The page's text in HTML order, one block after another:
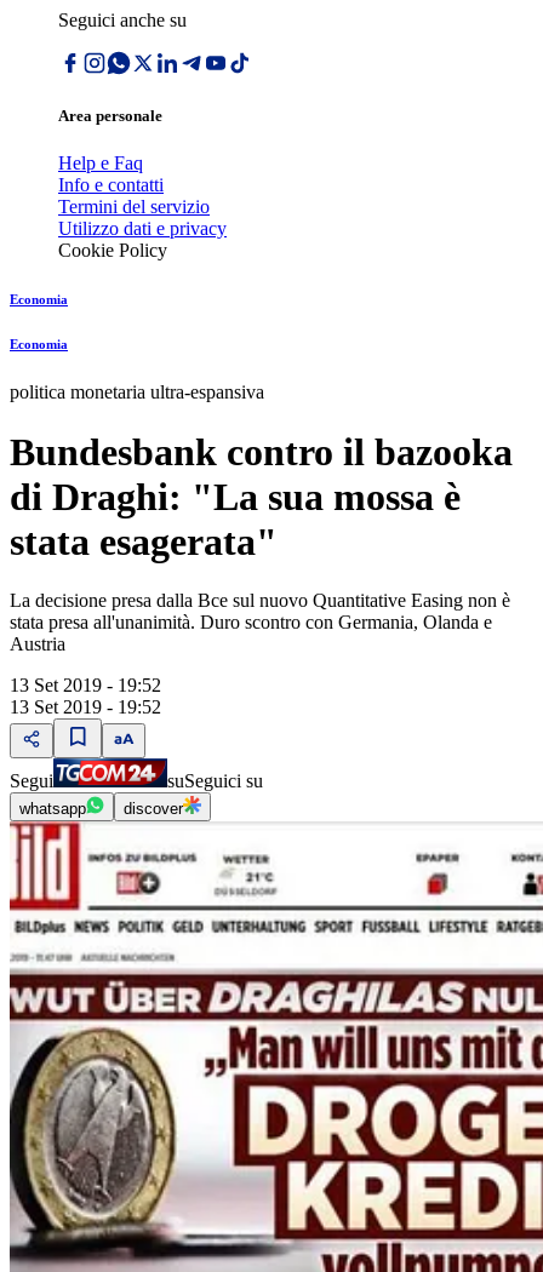
Seguici anche su
Area personale
Help e Faq
Info e contatti
Termini del servizio
Utilizzo dati e privacy
Cookie Policy
Economia
Economia
politica monetaria ultra-espansiva
Bundesbank contro il bazooka
di Draghi: "La sua mossa è
stata esagerata"
La decisione presa dalla Bce sul nuovo Quantitative Easing non è
stata presa all'unanimità. Duro scontro con Germania, Olanda e
Austria
13 Set 2019 - 19:52
13 Set 2019 - 19:52
Segui suSeguici su
whatsapp discover